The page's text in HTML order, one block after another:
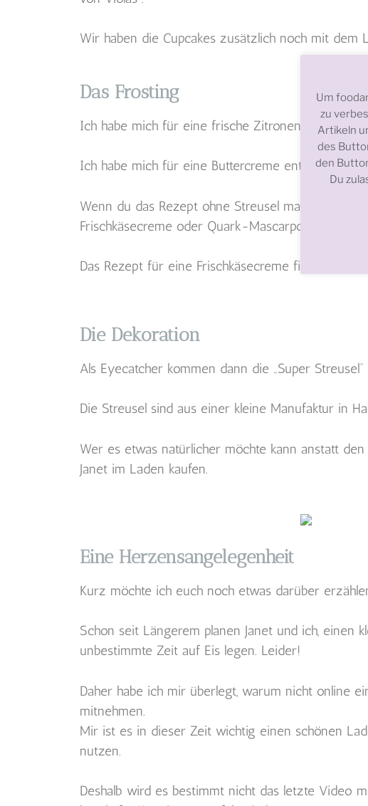
Wir haben die Cupcakes zusätzlich noch mit
Das Frosting
Ich habe mich für eine frische Zitronen Swiss
Ich habe mich für eine Buttercreme entschieden,
Wenn du das Rezept ohne Streusel machen
Frischkäsecreme oder Quark-Mascarpone-
Das Rezept für eine Frischkäsecreme findest du
Die Dekoration
Als Eyecatcher kommen dann die „Super
Die Streusel sind aus einer kleine Manufaktur in
Wer es etwas natürlicher möchte kann anstatt
Janet im Laden kaufen.
Eine Herzensangelegenheit
Kurz möchte ich euch noch etwas darüber
Schon seit Längerem planen Janet und ich,
unbestimmte Zeit auf Eis legen. Leider!
Daher habe ich mir überlegt, warum nicht online
mitnehmen.
Mir ist es in dieser Zeit wichtig einen schönen
nutzen.
Deshalb wird es bestimmt nicht das letzte Video
Um
zu
Artikeln
des
den
Du